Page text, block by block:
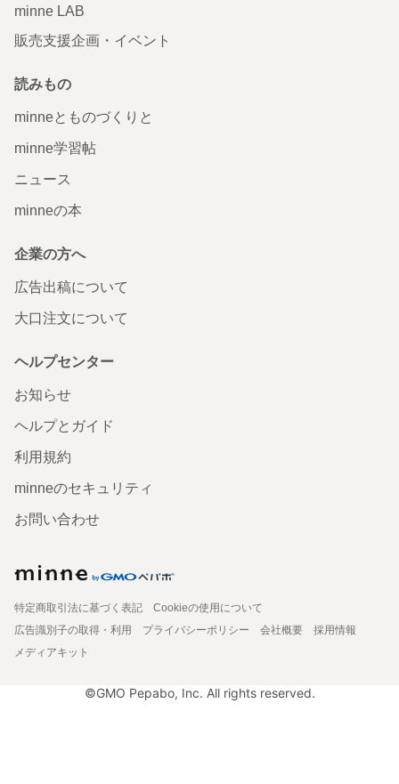
minne LAB
販売支援企画・イベント
読みもの
minneとものづくりと
minne学習帖
ニュース
minneの本
企業の方へ
広告出稿について
大口注文について
ヘルプセンター
お知らせ
ヘルプとガイド
利用規約
minneのセキュリティ
お問い合わせ
特定商取引法に基づく表記
Cookieの使用について
広告識別子の取得・利用
プライバシーポリシー 会社概要
採用情報
メディアキット
©GMO Pepabo, Inc. All rights reserved.